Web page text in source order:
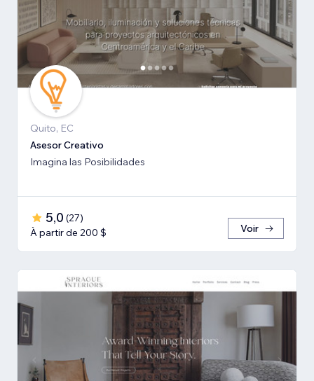
Quito, EC
Asesor Creativo
Imagina las Posibilidades
5,0 (27)
À partir de 200 $
Voir